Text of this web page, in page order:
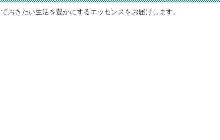
おきたい生活を豊かにするエッセンスをお届けします。